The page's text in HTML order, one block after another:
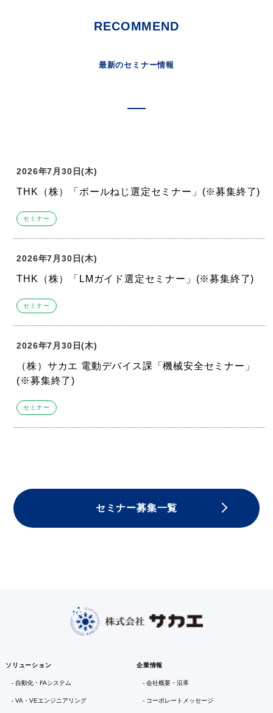
RECOMMEND
最新のセミナー情報
2026年7月30日(木)
THK（株）「ボールねじ選定セミナー」(※募集終了)
セミナー
2026年7月30日(木)
THK（株）「LMガイド選定セミナー」(※募集終了)
セミナー
2026年7月30日(木)
（株）サカエ 電動デバイス課「機械安全セミナー」
(※募集終了)
セミナー
セミナー募集一覧
ソリューション
自動化・FAシステム
VA・VEエンジニアリング
企業情報
会社概要・沿革
コーポレートメッセージ